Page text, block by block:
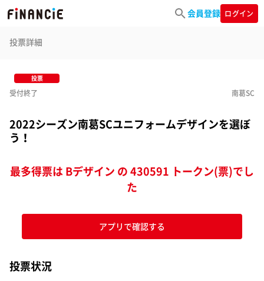
会員登録 ログイン
投票詳細
投票
受付終了 南葛SC
2022シーズン南葛SCユニフォームデザインを選ぼ
う！
最多得票は Bデザイン の 430591 トークン(票)でし
た
アプリで確認する
投票状況